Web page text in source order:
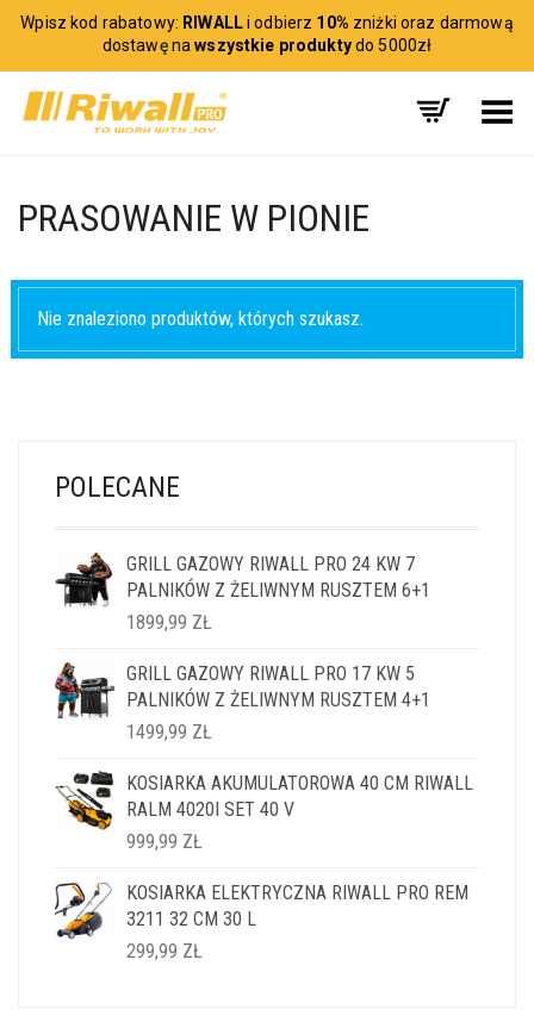
Wpisz kod rabatowy: RIWALLi odbierz 10% zniżki oraz darmową
dostawę nawszystkie produktydo 5000zł
Toggle Menu
PRASOWANIE W PIONIE
Nie znaleziono produktów, których szukasz.
POLECANE
GRILL GAZOWY RIWALL PRO 24 KW 7
PALNIKÓW Z ŻELIWNYM RUSZTEM 6+1
1899,99 ZŁ
GRILL GAZOWY RIWALL PRO 17 KW 5
PALNIKÓW Z ŻELIWNYM RUSZTEM 4+1
1499,99 ZŁ
KOSIARKA AKUMULATOROWA 40 CM RIWALL
RALM 4020I SET 40 V
999,99 ZŁ
KOSIARKA ELEKTRYCZNA RIWALL PRO REM
3211 32 CM 30 L
299,99 ZŁ